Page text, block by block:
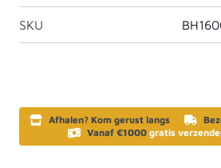
SKU
Afhalen? Kom gerust langs
Vanaf €1000 gratis